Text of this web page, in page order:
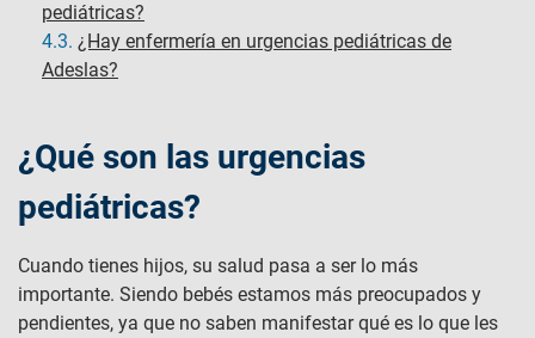
pediátricas?
4.3. ¿Hay enfermería en urgencias pediátricas​ de
Adeslas?
¿Qué son las urgencias
pediátricas?
Cuando tienes hijos, su salud pasa a ser lo más
importante. Siendo bebés estamos más preocupados y
pendientes, ya que no saben manifestar qué es lo que les